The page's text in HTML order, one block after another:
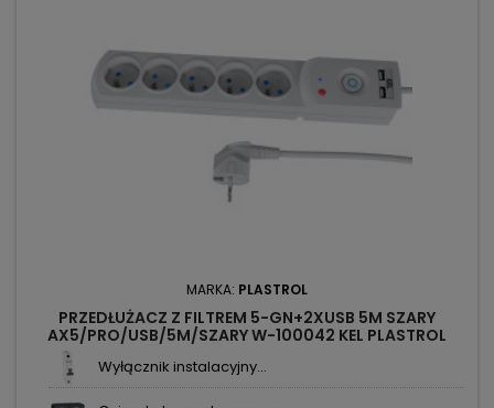
MARKA: PLASTROL
PRZEDŁUŻACZ Z FILTREM 5-GN+2XUSB 5M SZARY
AX5/PRO/USB/5M/SZARY W-100042 KEL PLASTROL
Wyłącznik instalacyjny...